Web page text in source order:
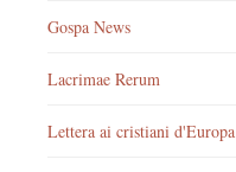
Gospa News
Lacrimae Rerum
Lettera ai cristiani d'Europa